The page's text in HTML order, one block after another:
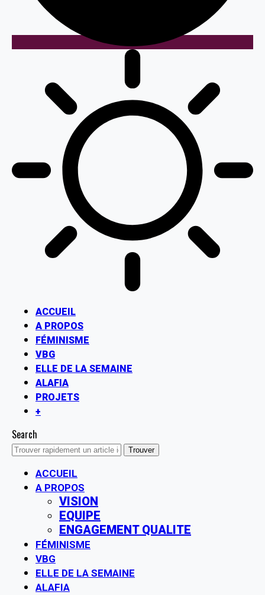
ACCUEIL
A PROPOS
FÉMINISME
VBG
ELLE DE LA SEMAINE
ALAFIA
PROJETS
+
Search
ACCUEIL
A PROPOS
VISION
EQUIPE
ENGAGEMENT QUALITE
FÉMINISME
VBG
ELLE DE LA SEMAINE
ALAFIA